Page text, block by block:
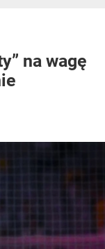
na wagę